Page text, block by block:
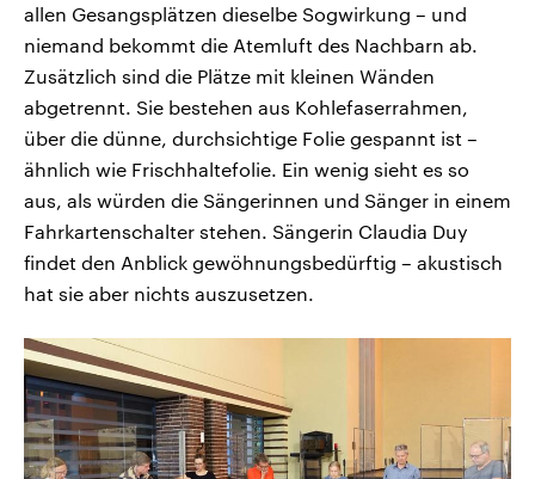
allen Gesangsplätzen dieselbe Sogwirkung – und
niemand bekommt die Atemluft des Nachbarn ab.
Zusätzlich sind die Plätze mit kleinen Wänden
abgetrennt. Sie bestehen aus Kohlefaserrahmen,
über die dünne, durchsichtige Folie gespannt ist –
ähnlich wie Frischhaltefolie. Ein wenig sieht es so
aus, als würden die Sängerinnen und Sänger in einem
Fahrkartenschalter stehen. Sängerin Claudia Duy
findet den Anblick gewöhnungsbedürftig – akustisch
hat sie aber nichts auszusetzen.